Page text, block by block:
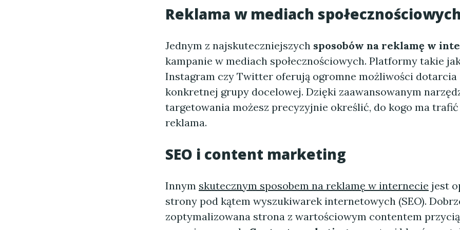
Reklama w mediach
Jednym z najskuteczniejszych sposobów na reklamę w
kampanie w mediach społecznościowych. Platformy takie
Instagram czy Twitter oferują ogromne możliwości dotarcia
konkretnej grupy docelowej. Dzięki zaawansowanym
targetowania możesz precyzyjnie określić, do kogo ma
reklama.
SEO i content marketing
Innym skutecznym sposobem na reklamę w internecie jest
strony pod kątem wyszukiwarek internetowych (SEO).
zoptymalizowana strona z wartościowym contentem